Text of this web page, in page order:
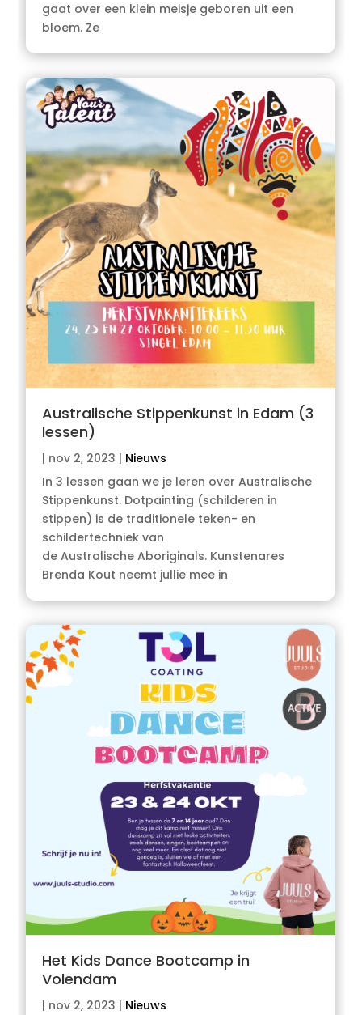
gaat over een klein meisje geboren uit een
bloem. Ze
Australische Stippenkunst in Edam (3
lessen)
| nov 2, 2023 | Nieuws
In 3 lessen gaan we je leren over Australische
Stippenkunst. Dotpainting (schilderen in
stippen) is de traditionele teken- en
schildertechniek van
de Australische Aboriginals. Kunstenares
Brenda Kout neemt jullie mee in
Het Kids Dance Bootcamp in
Volendam
| nov 2, 2023 | Nieuws